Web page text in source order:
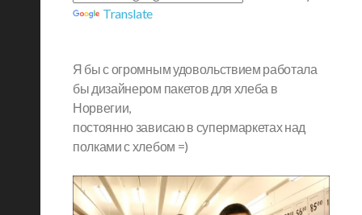
Translate
Я бы с огромным удовольствием работала
бы дизайнером пакетов для хлеба в
Норвегии,
постоянно зависаю в супермаркетах над
полками с хлебом =)
О СЕБЕ
ФОТО-РЕЦЕПТЫ
МОИ МАСТХЕВЫ
ВЕЧЕРИНКИ
НЕОБЫЧНЫЕ МЕСТА
Я НА ISTOCK
БЛОГ TRAX TRIPT